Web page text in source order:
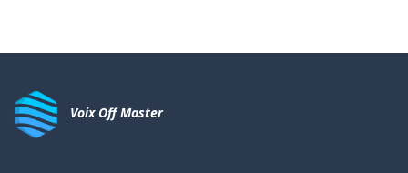
Voix Off Master